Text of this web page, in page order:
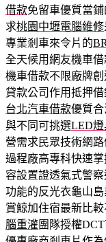
借款免留車優質當
求桃園中壢電腦維修
專業剎車來令片的
全天候用網友機車
機車借款不限廠牌
貸款公司作用抵押
台北汽車借款優質
與不同可挑選LED燈
營需求民眾技術網
過程廠高專科快速
容設置證透氣式警
功能的反光衣龜山
賞鯨加住宿最新比
腦重灌 團隊授權